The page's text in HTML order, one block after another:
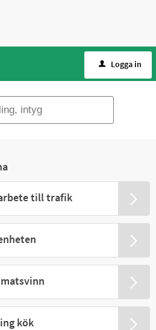
Logga in
till trafik
kök